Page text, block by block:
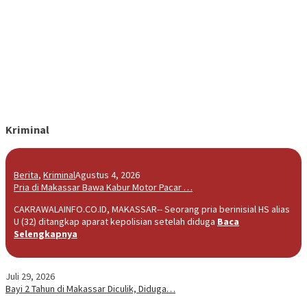
Kriminal
Berita, KriminalAgustus 4, 2026
Pria di Makassar Bawa Kabur Motor Pacar …
CAKRAWALAINFO.CO.ID, MAKASSAR-- Seorang pria berinisial HS alias
U (32) ditangkap aparat kepolisian setelah diduga Baca
Selengkapnya
Juli 29, 2026
Bayi 2 Tahun di Makassar Diculik, Diduga…